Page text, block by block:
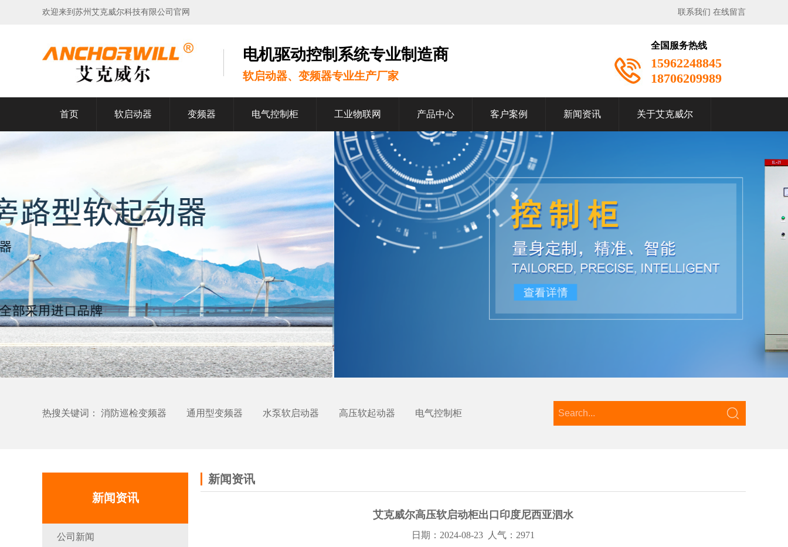
欢迎来到苏州艾克威尔科技有限公司官网 联系我们 在线留言
电机驱动控制系统专业制造商
软启动器、变频器专业生产厂家
全国服务热线
15962248845
18706209989
首页 软启动器 变频器 电气控制柜 工业物联网 产品中心 客户案例 新闻资讯 关于艾克威尔
热搜关键词： 消防巡检变频器 通用型变频器 水泵软启动器 高压软起动器 电气控制柜
新闻资讯
公司新闻
新闻资讯
艾克威尔高压软启动柜出口印度尼西亚泗水
日期：2024-08-23 人气：2971